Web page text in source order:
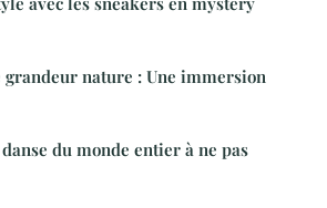
grandeur nature : Une immersion
du monde entier à ne pas